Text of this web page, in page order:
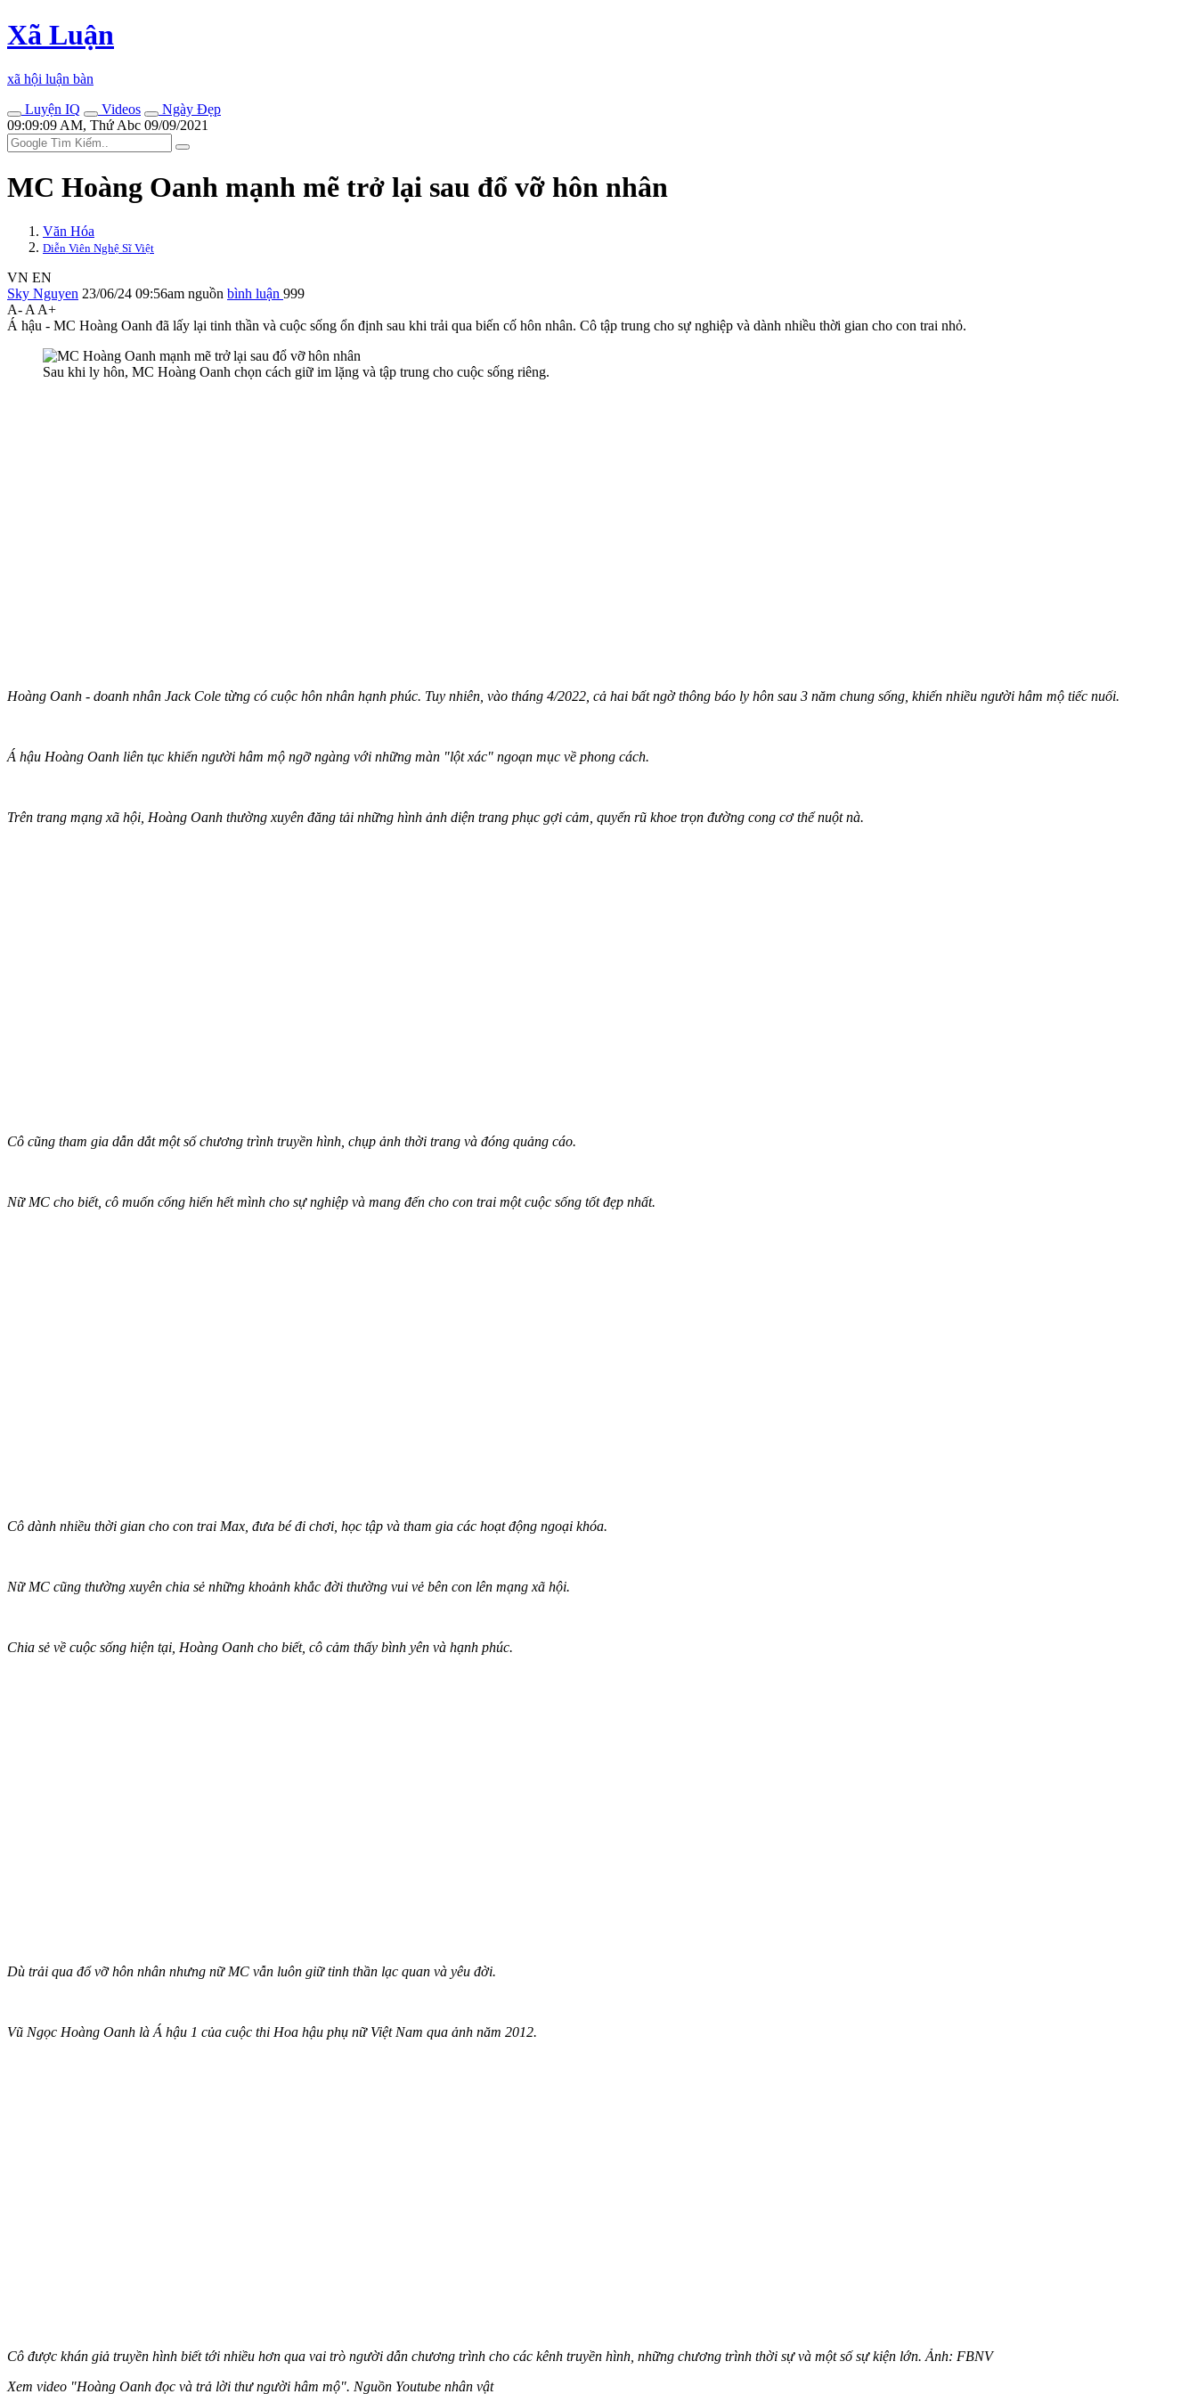
Xã Luận
xã hội luận bàn
Luyện IQ
Videos
Ngày Đẹp
09:09:09 AM, Thứ Abc 09/09/2021
MC Hoàng Oanh mạnh mẽ trở lại sau đổ vỡ hôn nhân
Văn Hóa
Diễn Viên Nghệ Sĩ Việt
VN EN
Sky Nguyen 23/06/24 09:56am nguồn bình luận 999
A- A A+
Á hậu - MC Hoàng Oanh đã lấy lại tinh thần và cuộc sống ổn định sau khi trải qua biến cố hôn nhân. Cô tập trung cho sự nghiệp và dành nhiều thời gian cho con trai nhỏ.
Sau khi ly hôn, MC Hoàng Oanh chọn cách giữ im lặng và tập trung cho cuộc sống riêng.
Hoàng Oanh - doanh nhân Jack Cole từng có cuộc hôn nhân hạnh phúc. Tuy nhiên, vào tháng 4/2022, cả hai bất ngờ thông báo ly hôn sau 3 năm chung sống, khiến nhiều người hâm mộ tiếc nuối.
Á hậu Hoàng Oanh liên tục khiến người hâm mộ ngỡ ngàng với những màn "lột xác" ngoạn mục về phong cách.
Trên trang mạng xã hội, Hoàng Oanh thường xuyên đăng tải những hình ảnh diện trang phục gợi cảm, quyến rũ khoe trọn đường cong c‌ơ th‌ể nuột nà.
Cô cũng tham gia dẫn dắt một số chương trình truyền hình, chụp ảnh thời trang và đóng quảng cáo.
Nữ MC cho biết, cô muốn cống hiến hết mình cho sự nghiệp và mang đến cho con trai một cuộc sống tốt đẹp nhất.
Cô dành nhiều thời gian cho con trai Max, đưa bé đi chơi, học tập và tham gia các hoạt động ngoại khóa.
Nữ MC cũng thường xuyên chia sẻ những khoảnh khắc đời thường vui vẻ bên con lên mạng xã hội.
Chia sẻ về cuộc sống hiện tại, Hoàng Oanh cho biết, cô cảm thấy bình yên và hạnh phúc.
Dù trải qua đổ vỡ hôn nhân nhưng nữ MC vẫn luôn giữ tinh thần lạc quan và yêu đời.
Vũ Ngọc Hoàng Oanh là Á hậu 1 của cuộc thi Hoa hậu phụ nữ Việt Nam qua ảnh năm 2012.
Cô được khán giả truyền hình biết tới nhiều hơn qua vai trò người dẫn chương trình cho các kênh truyền hình, những chương trình thời sự và một số sự kiện lớn. Ảnh: FBNV
Xem video "Hoàng Oanh đọc và trả lời thư người hâm mộ". Nguồn Youtube nhân vật